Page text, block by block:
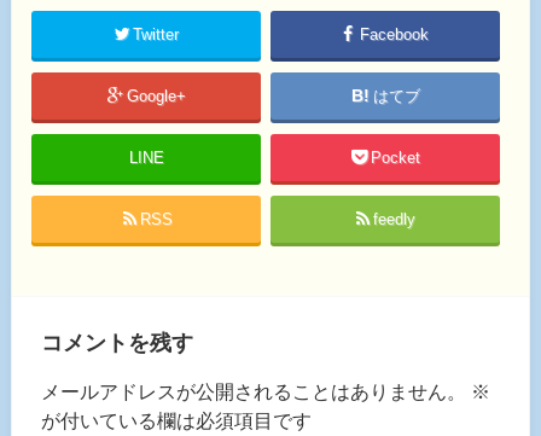
Twitter Facebook
Google+ はてブ
LINE Pocket
RSS feedly
コメントを残す
メールアドレスが公開されることはありません。
※
が付いている欄は必須項目です